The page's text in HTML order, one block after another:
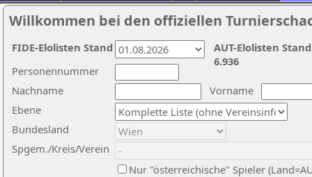
Willkommen bei den offiziellen
Nachname
Vorname
Ebene
Personennummer
Bundesland
Spgem./Kreis/Verein
Nur "österreichische" Spieler
AUT-Elolisten
6.936
FIDE-Elolisten Stand